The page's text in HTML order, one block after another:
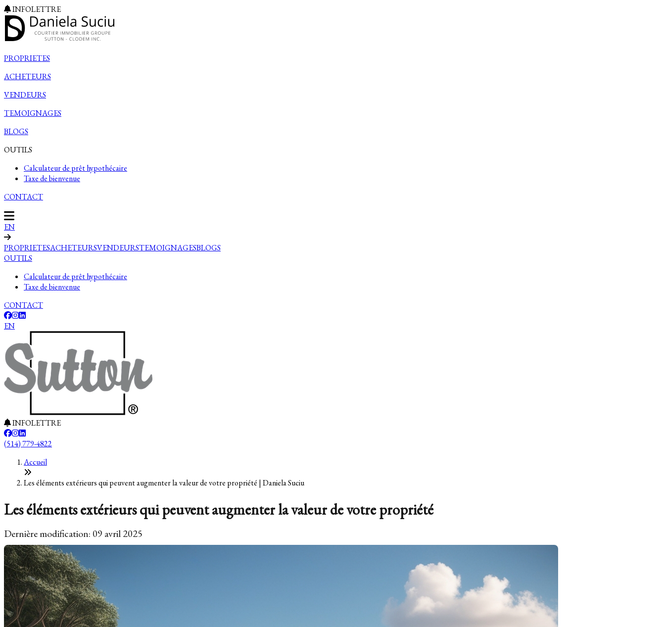
INFOLETTRE
PROPRIETES
ACHETEURS
VENDEURS
TEMOIGNAGES
BLOGS
OUTILS
Calculateur de prêt hypothécaire
Taxe de bienvenue
CONTACT
EN
PROPRIETESACHETEURSVENDEURSTEMOIGNAGESBLOGS
OUTILS
Calculateur de prêt hypothécaire
Taxe de bienvenue
CONTACT
EN
INFOLETTRE
(514) 779-4822
Accueil
Les éléments extérieurs qui peuvent augmenter la valeur de votre propriété | Daniela Suciu
Les éléments extérieurs qui peuvent augmenter la valeur de votre propriété
Dernière modification: 09 avril 2025